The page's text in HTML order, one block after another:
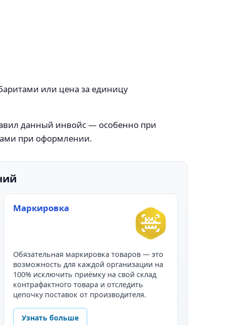
или цена за единицу
данный инвойс — особенно при
при оформлении.
Маркировка
Обязательная маркировка товаров — это
возможность для каждой организации на
100% исключить приёмку на свой склад
контрафактного товара и отследить
цепочку поставок от производителя.
Узнать больше